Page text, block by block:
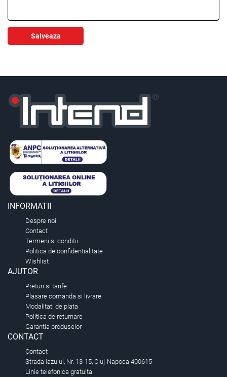
Salveaza
INFORMATII
Despre noi
Contact
Termeni si conditii
Politica de confidentialitate
Wishlist
AJUTOR
Preturi si tarife
Plasare comanda si livrare
Modalitati de plata
Politica de returnare
Garantia produselor
CONTACT
Contact
Strada Iazului, Nr. 13-15, Cluj-Napoca 400615
Linie telefonica gratuita